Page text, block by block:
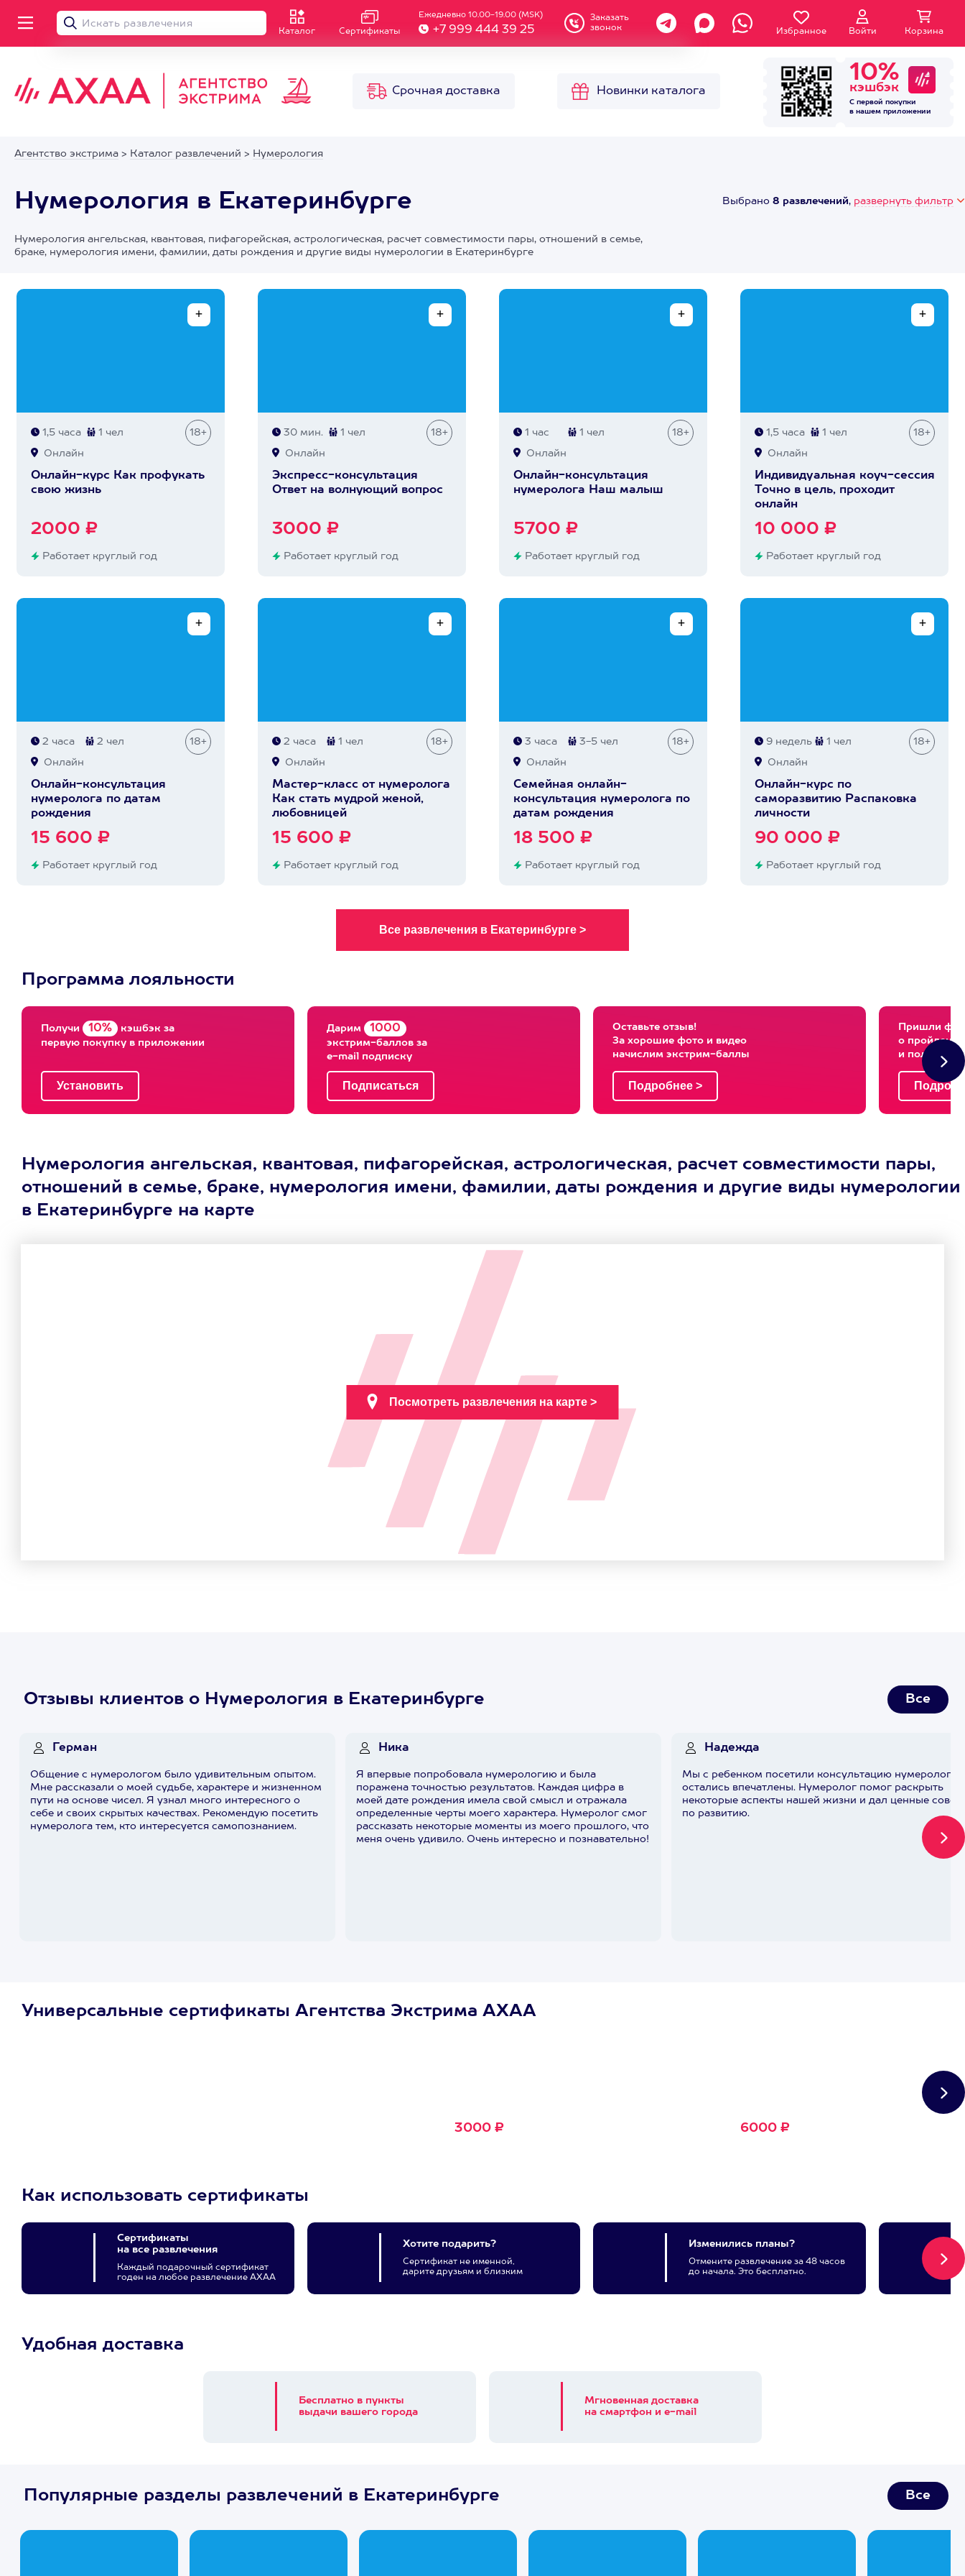
Каталог Сертификаты
Ежедневно 10.00-19.00 (MSK)
+7 999 444 39 25
Заказать
звонок
Избранное Войти Корзина
Срочная доставка Новинки каталога
10%
кэшбэк
С первой покупки
в нашем приложении
Агентство экстрима > Каталог развлечений > Нумерология
Нумерология в Екатеринбурге Выбрано 8 развлечений, развернуть фильтр
Нумерология ангельская, квантовая, пифагорейская, астрологическая, расчет совместимости пары, отношений в семье,
браке, нумерология имени, фамилии, даты рождения и другие виды нумерологии в Екатеринбурге
1,5 часа 1 чел 18+
Онлайн
Онлайн-курс Как профукать
свою жизнь
2000 ₽
Работает круглый год
30 мин. 1 чел 18+
Онлайн
Экспресс-консультация
Ответ на волнующий вопрос
3000 ₽
Работает круглый год
1 час 1 чел 18+
Онлайн
Онлайн-консультация
нумеролога Наш малыш
5700 ₽
Работает круглый год
1,5 часа 1 чел 18+
Онлайн
Индивидуальная коуч-сессия
Точно в цель, проходит
онлайн
10 000 ₽
Работает круглый год
2 часа 2 чел 18+
Онлайн
Онлайн-консультация
нумеролога по датам
рождения
15 600 ₽
Работает круглый год
2 часа 1 чел 18+
Онлайн
Мастер-класс от нумеролога
Как стать мудрой женой,
любовницей
15 600 ₽
Работает круглый год
3 часа 3-5 чел 18+
Онлайн
Семейная онлайн-
консультация нумеролога по
датам рождения
18 500 ₽
Работает круглый год
9 недель 1 чел 18+
Онлайн
Онлайн-курс по
саморазвитию Распаковка
личности
90 000 ₽
Работает круглый год
Программа лояльности
Получи 10% кэшбэк за
первую покупку в приложении
Дарим 1000
экстрим-баллов за
e-mail подписку
Оставьте отзыв!
За хорошие фото и видео
начислим экстрим-баллы
Пришли
о
и получи
Нумерология ангельская, квантовая, пифагорейская, астрологическая, расчет совместимости пары,
отношений в семье, браке, нумерология имени, фамилии, даты рождения и другие виды нумерологии
в Екатеринбурге на карте
Отзывы клиентов о Нумерология в Екатеринбурге Все
Герман
Общение с нумерологом было удивительным опытом.
Мне рассказали о моей судьбе, характере и жизненном
пути на основе чисел. Я узнал много интересного о
себе и своих скрытых качествах. Рекомендую посетить
нумеролога тем, кто интересуется самопознанием.
Ника
Я впервые попробовала нумерологию и была
поражена точностью результатов. Каждая цифра в
моей дате рождения имела свой смысл и отражала
определенные черты моего характера. Нумеролог смог
рассказать некоторые моменты из моего прошлого, что
меня очень удивило. Очень интересно и познавательно!
Надежда
Мы с ребенком посетили консультацию нумеролога
остались впечатлены. Нумеролог помог раскрыть
некоторые аспекты нашей жизни и дал ценные
по развитию.
Универсальные сертификаты Агентства Экстрима АХАА
3000 ₽ 6000 ₽
Как использовать сертификаты
Сертификаты
на все развлечения
Каждый подарочный сертификат
годен на любое развлечение АХАА
Хотите подарить?
Сертификат не именной,
дарите друзьям и близким
Изменились планы?
Отмените развлечение за 48 часов
до начала. Это бесплатно.
Удобная доставка
Бесплатно в пункты
выдачи вашего города
Мгновенная доставка
на смартфон и e-mail
Популярные разделы развлечений в Екатеринбурге Все